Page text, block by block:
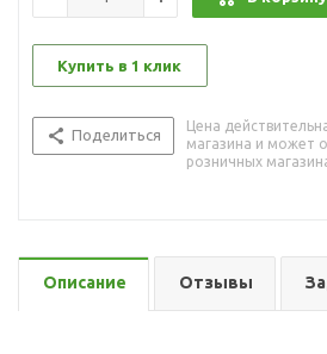
Купить в 1 клик
Поделиться
Цена
магазина и может
розничных
Описание Отзывы